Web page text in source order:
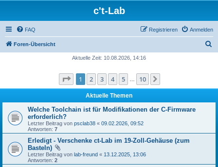
c't-Lab
FAQ Anmelden
Registrieren
Foren-Übersicht
e
Aktuelle Zeit: 10.08.2026, 14:16
Seite 1von 10
1 2 3 4 5 10
Aktuelle Themen
Welche Toolchain ist für Modifikationen der C-Firmware
erforderlich?
Letzter Beitrag von psclab38 « 09.02.2026, 09:52
Antworten: 7
Erledigt - Verschenke ct-Lab im 19-Zoll-Gehäuse (zum
Basteln)
Letzter Beitrag von lab-freund « 13.12.2025, 13:06
Antworten: 2